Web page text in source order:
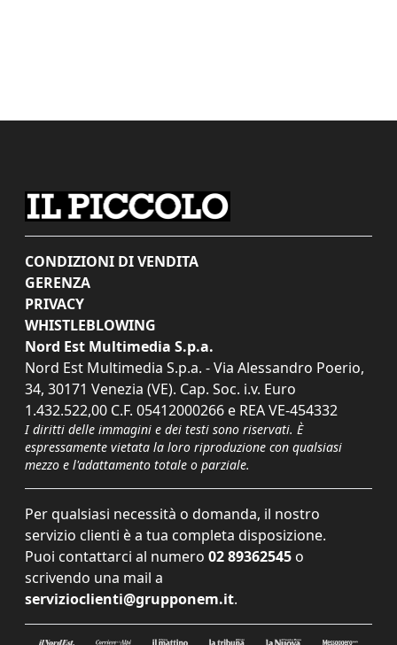
CONDIZIONI DI VENDITA
GERENZA
PRIVACY
WHISTLEBLOWING
Nord Est Multimedia S.p.a.
Nord Est Multimedia S.p.a. - Via Alessandro Poerio,
34, 30171 Venezia (VE). Cap. Soc. i.v. Euro
1.432.522,00 C.F. 05412000266 e REA VE-454332
I diritti delle immagini e dei testi sono riservati. È
espressamente vietata la loro riproduzione con qualsiasi
mezzo e l'adattamento totale o parziale.
Per qualsiasi necessità o domanda, il nostro
servizio clienti è a tua completa disposizione.
Puoi contattarci al numero 02 89362545 o
scrivendo una mail a
servizioclienti@grupponem.it.